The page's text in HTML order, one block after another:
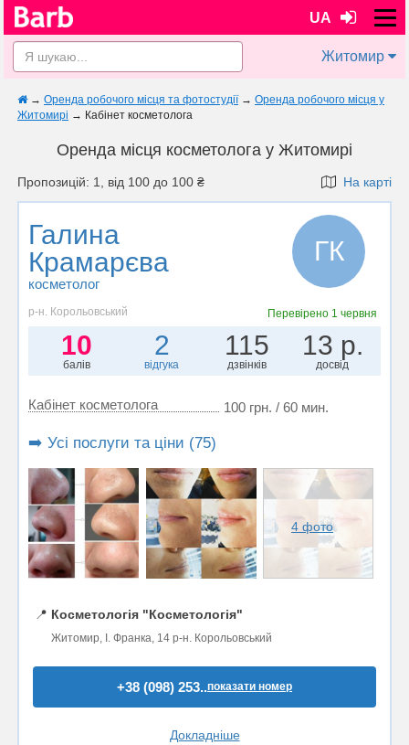
UA
Житомир
→ Оренда робочого місця та фотостудії → Оренда робочого місця у
Житомирі → Кабінет косметолога
Оренда місця косметолога у Житомирі
Пропозицій: 1, від 100 до 100 ₴ На карті
Галина
Крамарєва
косметолог
ГК
р-н. Корольовський Перевірено 1 червня
10
балів
2
відгука
115
дзвінків
13 р.
досвід
Кабінет косметолога 100 грн. / 60 мин.
➡️ Усі послуги та ціни (75)
4 фото
📍 Косметологія "Косметологія"
Житомир, І. Франка, 14 р-н. Корольовський
+38 (098) 253..показати номер
Докладніше